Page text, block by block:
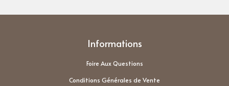
Informations
Foire Aux Questions
Conditions Générales de Vente